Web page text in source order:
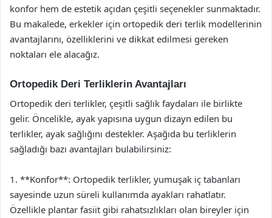
konfor hem de estetik açıdan çeşitli seçenekler sunmaktadır.
Bu makalede, erkekler için ortopedik deri terlik modellerinin
avantajlarını, özelliklerini ve dikkat edilmesi gereken
noktaları ele alacağız.
Ortopedik Deri Terliklerin Avantajları
Ortopedik deri terlikler, çeşitli sağlık faydaları ile birlikte
gelir. Öncelikle, ayak yapısına uygun dizayn edilen bu
terlikler, ayak sağlığını destekler. Aşağıda bu terliklerin
sağladığı bazı avantajları bulabilirsiniz:
1. **Konfor**: Ortopedik terlikler, yumuşak iç tabanları
sayesinde uzun süreli kullanımda ayakları rahatlatır.
Özellikle plantar fasiit gibi rahatsızlıkları olan bireyler için